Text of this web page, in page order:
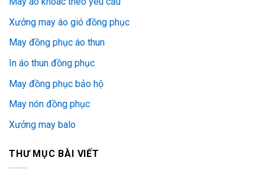
Xưởng may áo gió đồng phục
May đồng phục áo thun
In áo thun đồng phục
May đồng phục bảo hộ
May nón đồng phục
Xưởng may balo
THƯ MỤC BÀI VIẾT